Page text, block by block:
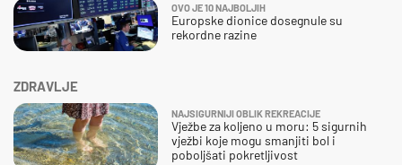
ZDRAVLJE
NAJSIGURNIJI OBLIK REKREACIJE
Vježbe za koljeno u moru: 5 sigurnih
vježbi koje mogu smanjiti bol i
poboljšati pokretljivost
OVO JE 10 NAJBOLJIH
Europske dionice dosegnule su
rekordne razine